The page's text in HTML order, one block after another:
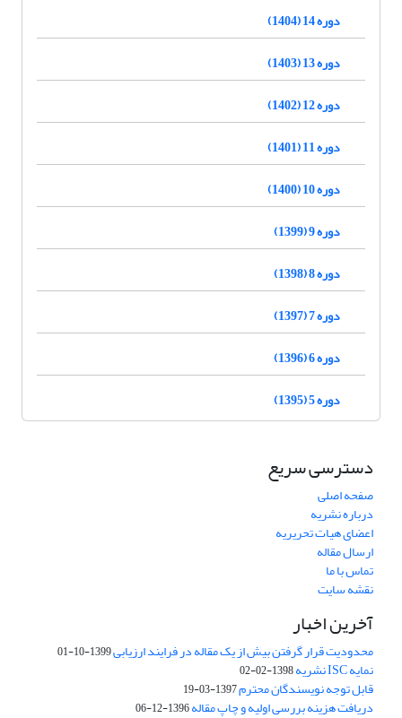
دوره 14 (1404)
دوره 13 (1403)
دوره 12 (1402)
دوره 11 (1401)
دوره 10 (1400)
دوره 9 (1399)
دوره 8 (1398)
دوره 7 (1397)
دوره 6 (1396)
دوره 5 (1395)
دسترسی سریع
صفحه اصلی
درباره نشریه
اعضای هیات تحریریه
ارسال مقاله
تماس با ما
نقشه سایت
آخرین اخبار
محدودیت قرار گرفتن بیش از یک مقاله در فرایند ارزیابی1399-10-01
نمایه ISC نشریه 1398-02-02
قابل توجه نویسندگان محترم1397-03-19
دریافت هزینه بررسی اولیه و چاپ مقاله1396-12-06